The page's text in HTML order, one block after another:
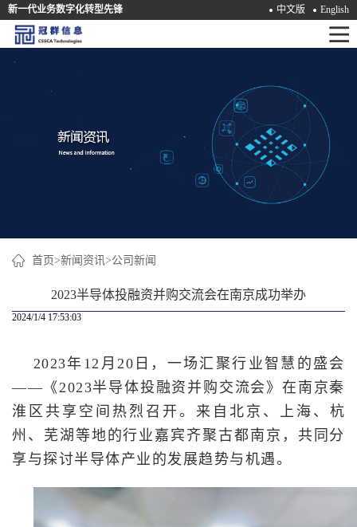
新一代业务数字化转型先锋 中文版 English
首
首页>新闻资讯>公司新闻
2023半导体投融资并购交流会在南京成功举办
2024/1/4 17:53:03
2023年12月20日，一场汇聚行业智慧的盛会
——《2023半导体投融资并购交流会》在南京秦
淮区共享空间热烈召开。来自北京、上海、杭
州、芜湖等地的行业嘉宾齐聚古都南京，共同分
享与探讨半导体产业的发展趋势与机遇。